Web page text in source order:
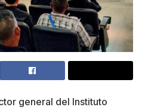
general del Instituto